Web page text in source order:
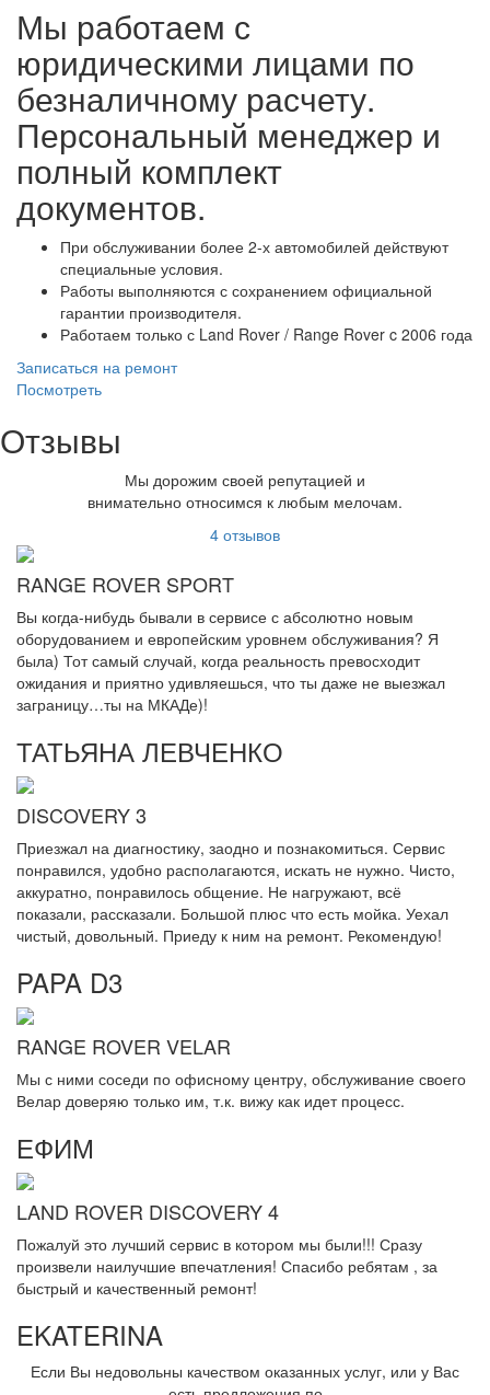
Мы работаем с
юридическими лицами по
безналичному расчету.
Персональный менеджер и
полный комплект
документов.
При обслуживании более 2-х автомобилей действуют
специальные условия.
Работы выполняются с сохранением официальной
гарантии производителя.
Работаем только с Land Rover / Range Rover c 2006 года
Записаться на ремонт
Посмотреть
Отзывы
Мы дорожим своей репутацией и
внимательно относимся к любым мелочам.
4 отзывов
RANGE ROVER SPORT
Вы когда-нибудь бывали в сервисе с абсолютно новым
оборудованием и европейским уровнем обслуживания? Я
была) Тот самый случай, когда реальность превосходит
ожидания и приятно удивляешься, что ты даже не выезжал
заграницу…ты на МКАДе)!
ТАТЬЯНА ЛЕВЧЕНКО
DISCOVERY 3
Приезжал на диагностику, заодно и познакомиться. Сервис
понравился, удобно располагаются, искать не нужно. Чисто,
аккуратно, понравилось общение. Не нагружают, всё
показали, рассказали. Большой плюс что есть мойка. Уехал
чистый, довольный. Приеду к ним на ремонт. Рекомендую!
PAPA D3
RANGE ROVER VELAR
Мы с ними соседи по офисному центру, обслуживание своего
Велар доверяю только им, т.к. вижу как идет процесс.
ЕФИМ
LAND ROVER DISCOVERY 4
Пожалуй это лучший сервис в котором мы были!!! Сразу
произвели наилучшие впечатления! Спасибо ребятам , за
быстрый и качественный ремонт!
EKATERINA
Если Вы недовольны качеством оказанных услуг, или у Вас